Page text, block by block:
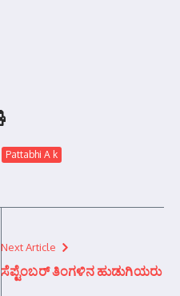
Pattabhi A k
Next Article
ಸೆಪ್ಟೆಂಬರ್ ತಿಂಗಳಿನ ಹುಡುಗಿಯರು